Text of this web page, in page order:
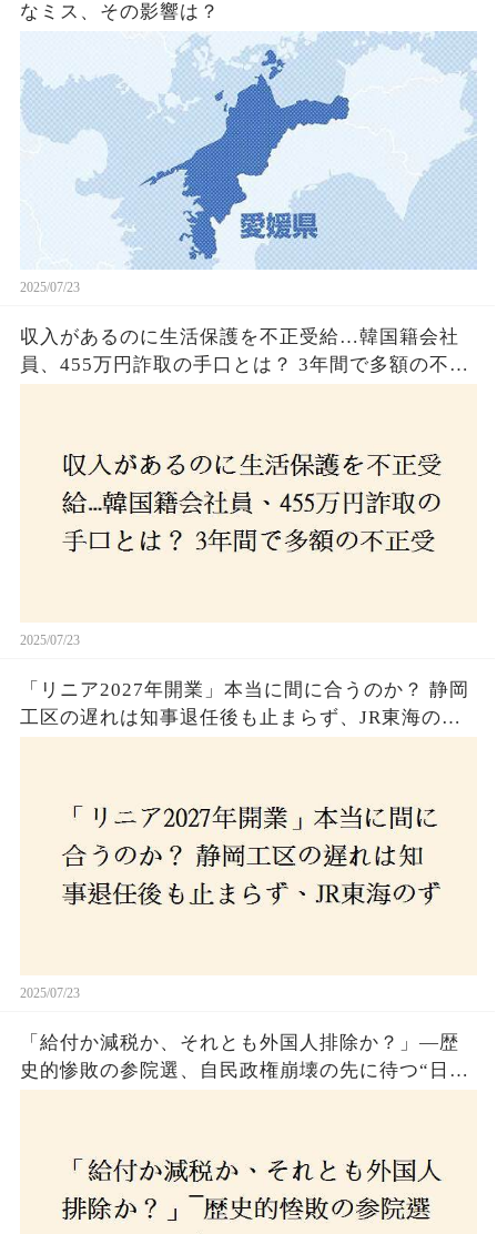
なミス、その影響は？
2025/07/23
収入があるのに生活保護を不正受給…韓国籍会社
員、455万円詐取の手口とは？ 3年間で多額の不正
2025/07/23
「リニア2027年開業」本当に間に合うのか？ 静岡
工区の遅れは知事退任後も止まらず、JR東海のず
2025/07/23
「給付か減税か、それとも外国人排除か？」―歴
史的惨敗の参院選、自民政権崩壊の先に待つ“日本